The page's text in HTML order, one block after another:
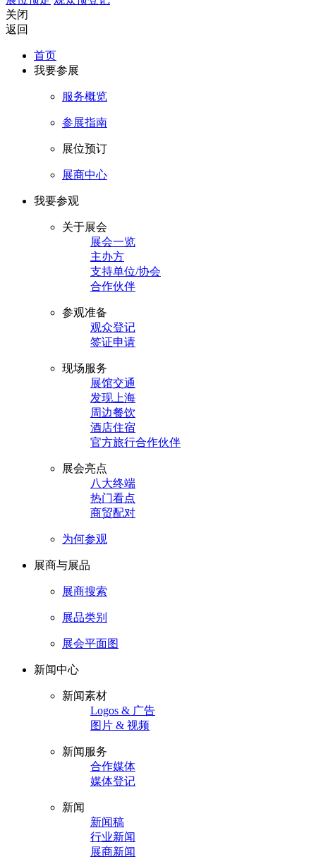
关闭
返回
首页
我要参展
服务概览
参展指南
展位预订
展商中心
我要参观
关于展会
展会一览
主办方
支持单位/协会
合作伙伴
参观准备
观众登记
签证申请
现场服务
展馆交通
发现上海
周边餐饮
酒店住宿
官方旅行合作伙伴
展会亮点
八大终端
热门看点
商贸配对
为何参观
展商与展品
展商搜索
展品类别
展会平面图
新闻中心
新闻素材
Logos & 广告
图片 & 视频
新闻服务
合作媒体
媒体登记
新闻
新闻稿
行业新闻
展商新闻